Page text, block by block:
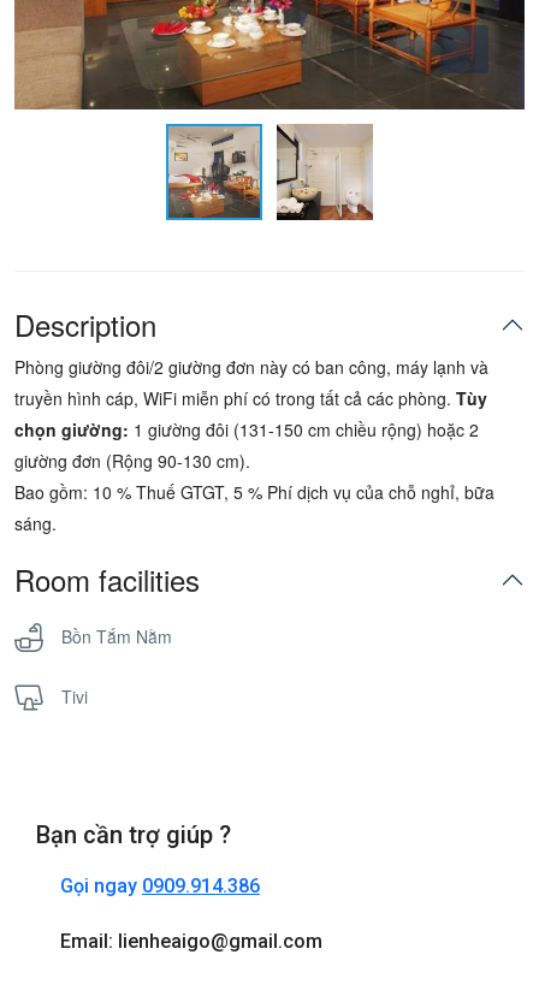
Description
Phòng giường đôi/2 giường đơn này có ban công, máy lạnh và
truyền hình cáp, WiFi miễn phí có trong tất cả các phòng. Tùy
chọn giường: 1 giường đôi (131-150 cm chiều rộng) hoặc 2
giường đơn (Rộng 90-130 cm).
Bao gồm: 10 % Thuế GTGT, 5 % Phí dịch vụ của chỗ nghỉ, bữa
sáng.
Room facilities
Bồn Tắm Nằm
Tivi
Bạn cần trợ giúp ?
Gọi ngay 0909.914.386
Email: lienheaigo@gmail.com